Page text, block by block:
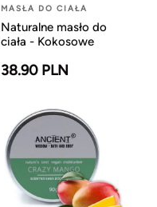
MASŁA DO CIAŁA
Naturalne masło do
ciała - Kokosowe
38.90 PLN